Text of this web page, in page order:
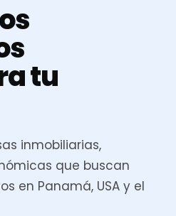
tu
inmobiliarias,
que buscan
en Panamá, USA y el